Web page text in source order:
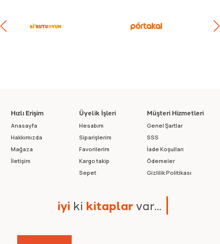
Hızlı Erişim
Anasayfa
Hakkımızda
Mağaza
İletişim
Üyelik İşleri
Hesabım
Siparişlerim
Favorilerim
Kargo takip
Sepet
Müşteri Hizmetleri
Genel Şartlar
SSS
İade Koşulları
Ödemeler
Gizlilik Politikası
iyi ki kitaplarvar...